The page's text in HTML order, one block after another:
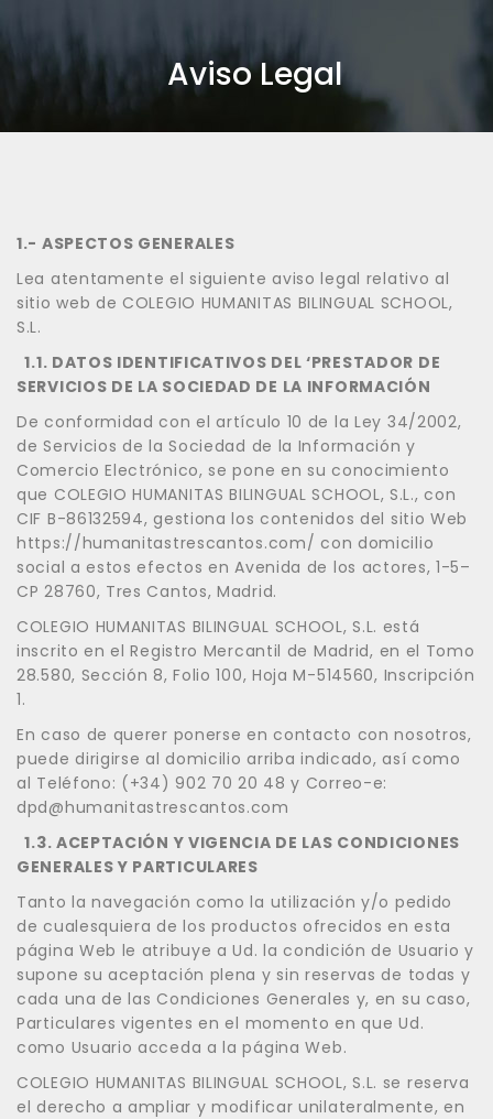
Aviso Legal
1.- ASPECTOS GENERALES
Lea atentamente el siguiente aviso legal relativo al
sitio web de COLEGIO HUMANITAS BILINGUAL SCHOOL,
S.L.
1.1. DATOS IDENTIFICATIVOS DEL ‘PRESTADOR DE
SERVICIOS DE LA SOCIEDAD DE LA INFORMACIÓN
De conformidad con el artículo 10 de la Ley 34/2002,
de Servicios de la Sociedad de la Información y
Comercio Electrónico, se pone en su conocimiento
que COLEGIO HUMANITAS BILINGUAL SCHOOL, S.L., con
CIF B-86132594, gestiona los contenidos del sitio Web
https://humanitastrescantos.com/ con domicilio
social a estos efectos en Avenida de los actores, 1-5–
CP 28760, Tres Cantos, Madrid.
COLEGIO HUMANITAS BILINGUAL SCHOOL, S.L. está
inscrito en el Registro Mercantil de Madrid, en el Tomo
28.580, Sección 8, Folio 100, Hoja M-514560, Inscripción
1.
En caso de querer ponerse en contacto con nosotros,
puede dirigirse al domicilio arriba indicado, así como
al Teléfono: (+34) 902 70 20 48 y Correo-e:
dpd@humanitastrescantos.com
1.3. ACEPTACIÓN Y VIGENCIA DE LAS CONDICIONES
GENERALES Y PARTICULARES
Tanto la navegación como la utilización y/o pedido
de cualesquiera de los productos ofrecidos en esta
página Web le atribuye a Ud. la condición de Usuario y
supone su aceptación plena y sin reservas de todas y
cada una de las Condiciones Generales y, en su caso,
Particulares vigentes en el momento en que Ud.
como Usuario acceda a la página Web.
COLEGIO HUMANITAS BILINGUAL SCHOOL, S.L. se reserva
el derecho a ampliar y modificar unilateralmente, en